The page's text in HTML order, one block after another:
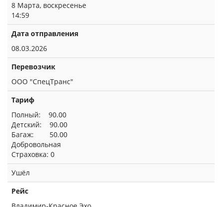
8 Марта, воскресенье
14:59
Дата отправления
08.03.2026
Перевозчик
ООО "СпецТранс"
Тариф
Полный: 90.00
Детский: 90.00
Багаж: 50.00
Добровольная
Страховка: 0
Ушёл
Рейс